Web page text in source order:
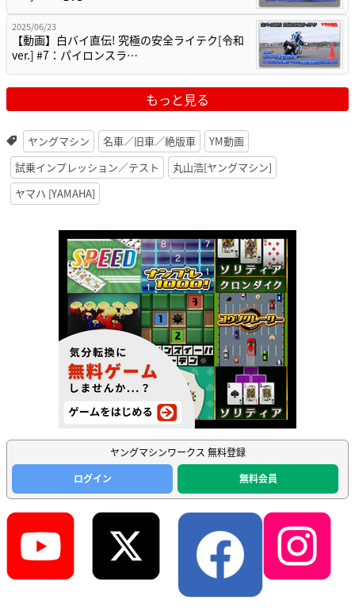
2025/06/23
【動画】白バイ直伝! 究極の安全ライテク[令和
ver.] #7：パイロンスラ…
もっと見る
ヤングマシン 名車／旧車／絶版車
YM動画
試乗インプレッション／テスト
丸山浩[ヤングマシン]
ヤマハ [YAMAHA]
ヤングマシンワークス 無料登録
ログイン
無料会員